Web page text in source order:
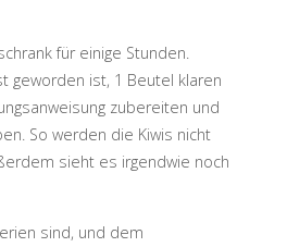
für einige Stunden.
geworden ist, 1 Beutel klaren
zubereiten und
So werden die Kiwis nicht
sieht es irgendwie noch
sind, und dem